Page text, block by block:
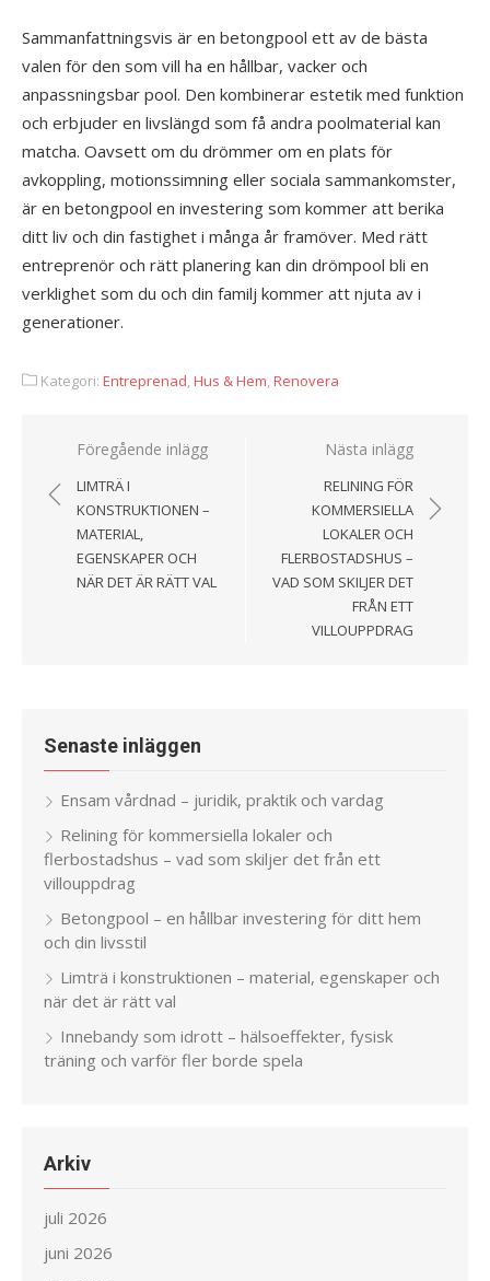
Sammanfattningsvis är en betongpool ett av de bästa
valen för den som vill ha en hållbar, vacker och
anpassningsbar pool. Den kombinerar estetik med funktion
och erbjuder en livslängd som få andra poolmaterial kan
matcha. Oavsett om du drömmer om en plats för
avkoppling, motionssimning eller sociala sammankomster,
är en betongpool en investering som kommer att berika
ditt liv och din fastighet i många år framöver. Med rätt
entreprenör och rätt planering kan din drömpool bli en
verklighet som du och din familj kommer att njuta av i
generationer.
Kategori: Entreprenad,Hus & Hem,Renovera
Inläggsnavigering
Föregående inlägg
LIMTRÄ I
KONSTRUKTIONEN –
MATERIAL,
EGENSKAPER OCH
NÄR DET ÄR RÄTT VAL
Nästa inlägg
RELINING FÖR
KOMMERSIELLA
LOKALER OCH
FLERBOSTADSHUS –
VAD SOM SKILJER DET
FRÅN ETT
VILLOUPPDRAG
Senaste inläggen
Ensam vårdnad – juridik, praktik och vardag
Relining för kommersiella lokaler och
flerbostadshus – vad som skiljer det från ett
villouppdrag
Betongpool – en hållbar investering för ditt hem
och din livsstil
Limträ i konstruktionen – material, egenskaper och
när det är rätt val
Innebandy som idrott – hälsoeffekter, fysisk
träning och varför fler borde spela
Arkiv
juli 2026
juni 2026